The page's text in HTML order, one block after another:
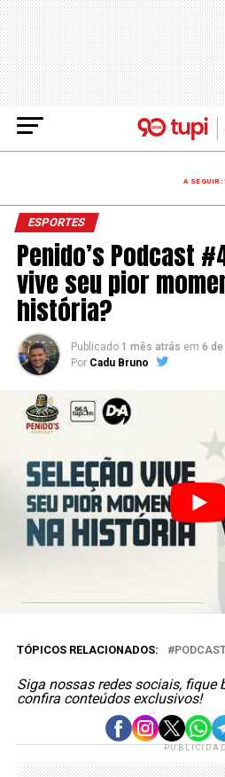
A
ESPORTES
Penido’s Podcast
vive seu pior
história?
Publicado 1 mês atrás em 6
Por Cadu Bruno
TÓPICOS RELACIONADOS:
Siga nossas redes sociais, fique
confira conteúdos exclusivos!